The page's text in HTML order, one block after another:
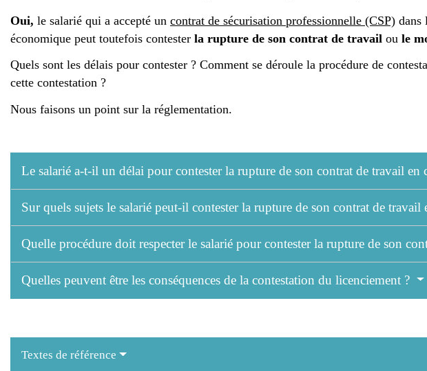
Oui, le salarié qui a accepté un contrat de sécurisation professionnelle (CSP) dans
économique peut toutefois contester la rupture de son contrat de travail ou le
Quels sont les délais pour contester ? Comment se déroule la procédure de
cette contestation ?
Nous faisons un point sur la réglementation.
Le salarié a-t-il un délai pour contester la rupture de son contrat de travail en
Sur quels sujets le salarié peut-il contester la rupture de son contrat de travail
Quelle procédure doit respecter le salarié pour contester la rupture de son
Quelles peuvent être les conséquences de la contestation du licenciement ?
Textes de référence